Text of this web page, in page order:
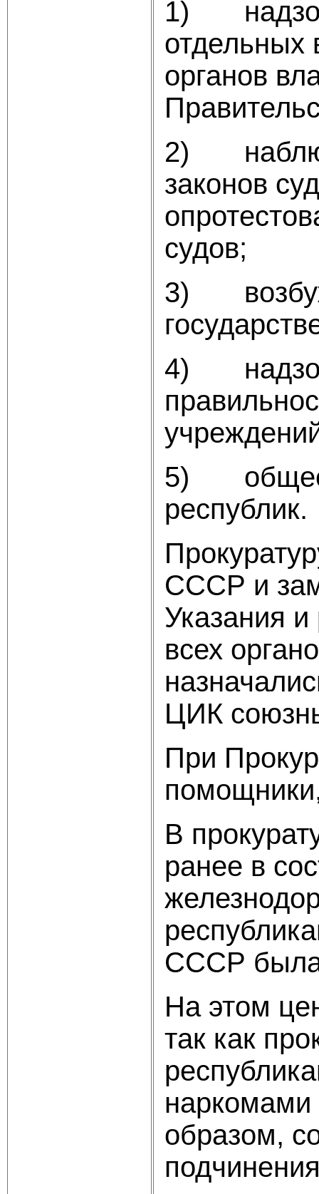
1) надзор
отдельных
органов
2)
законов
судов;
3)
4) надзор,
5) общее
республик.
СССР и
Указания
всех
ЦИК
При
В
ранее в
СССР была
На этом
так как
наркомами
образом,